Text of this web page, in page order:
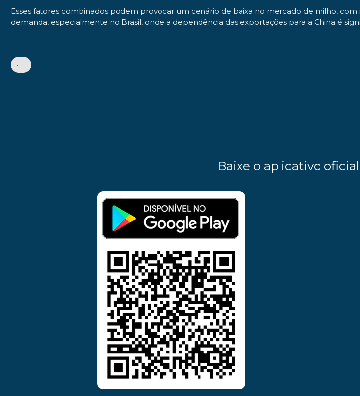
Esses fatores combinados podem provocar um cenário de baixa no mercado de milho,
demanda, especialmente no Brasil, onde a dependência das exportações para a China é
•
Baixe o aplicativo